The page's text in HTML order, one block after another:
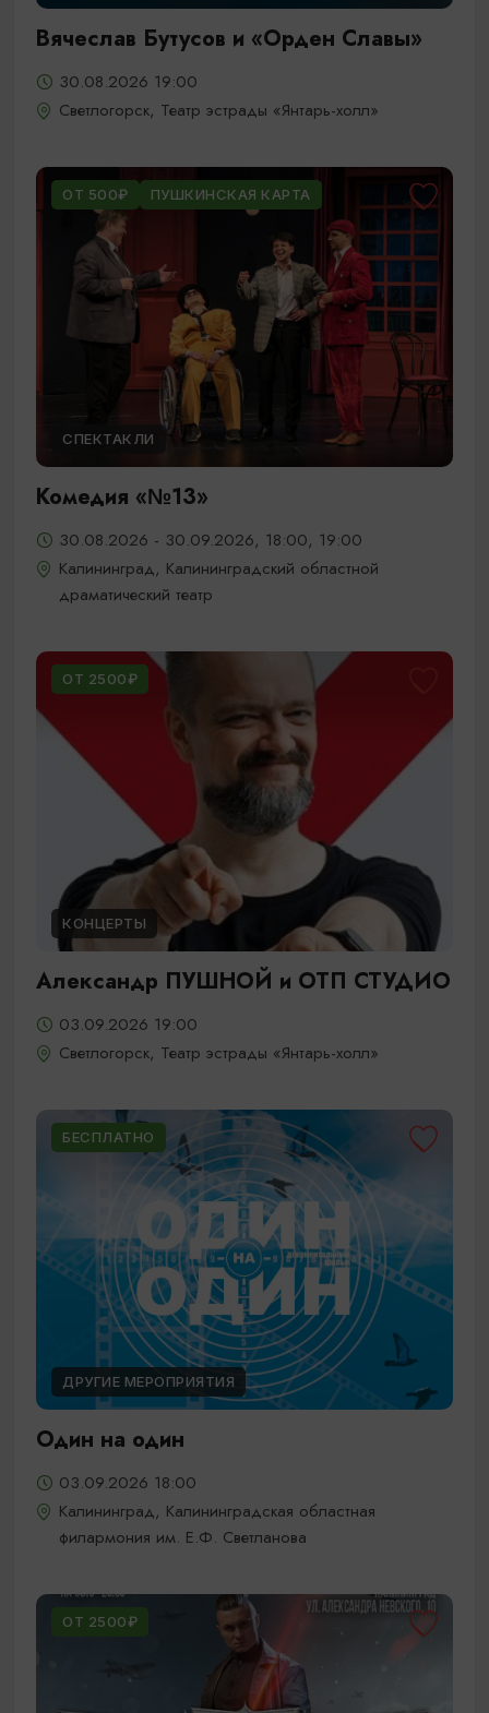
Вячеслав Бутусов и «Орден Славы»
30.08.2026 19:00
Светлогорск, Театр эстрады «Янтарь-холл»
ОТ 500₽ ПУШКИНСКАЯ КАРТА
СПЕКТАКЛИ
Комедия «№13»
30.08.2026 - 30.09.2026, 18:00, 19:00
Калининград, Калининградский областной
драматический театр
ОТ 2500₽
КОНЦЕРТЫ
Александр ПУШНОЙ и ОТП СТУДИО
03.09.2026 19:00
Светлогорск, Театр эстрады «Янтарь-холл»
БЕСПЛАТНО
ДРУГИЕ МЕРОПРИЯТИЯ
Один на один
03.09.2026 18:00
Калининград, Калининградская областная
филармония им. Е.Ф. Светланова
ОТ 2500₽